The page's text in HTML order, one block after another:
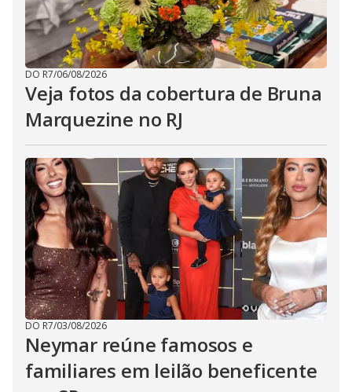
DO R7/06/08/2026
Veja fotos da cobertura de Bruna
Marquezine no RJ
DO R7/03/08/2026
Neymar reúne famosos e
familiares em leilão beneficente